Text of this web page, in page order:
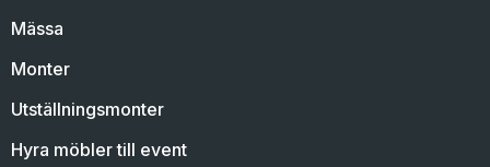
Mässa
Monter
Utställningsmonter
Hyra möbler till event